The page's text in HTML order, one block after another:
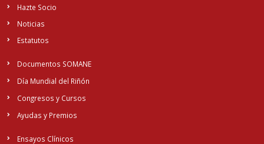
Hazte Socio
Noticias
Estatutos
Documentos SOMANE
Día Mundial del Riñón
Congresos y Cursos
Ayudas y Premios
Ensayos Clínicos